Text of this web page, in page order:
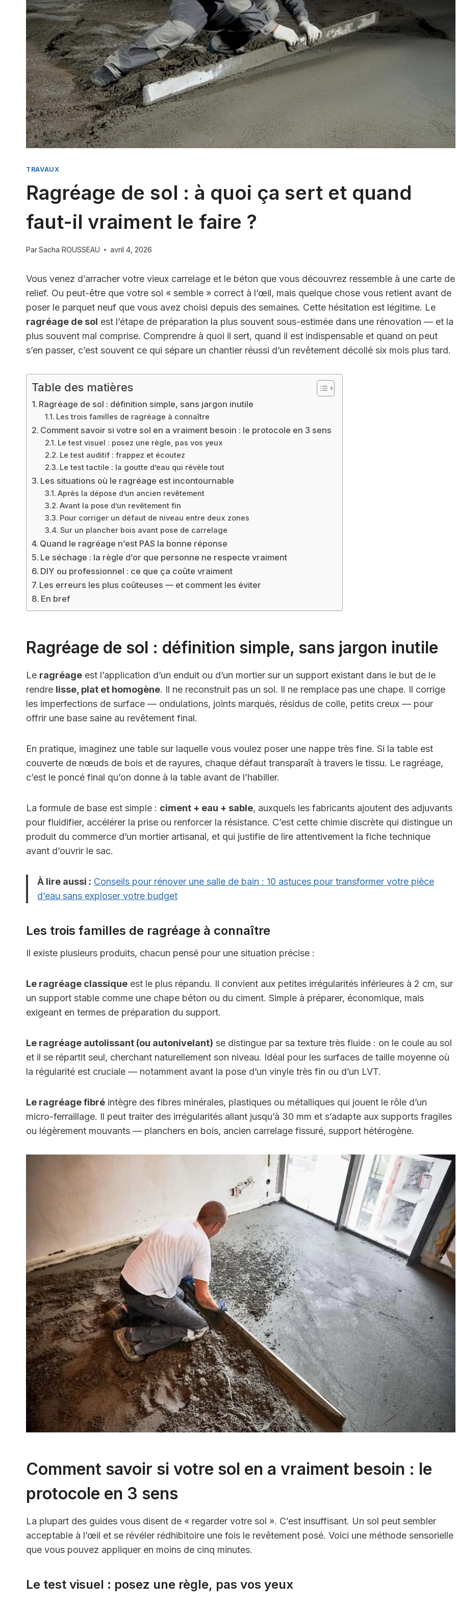
TRAVAUX
Ragréage de sol : à quoi ça sert et quand
faut-il vraiment le faire ?
ParSacha ROUSSEAU avril 4, 2026
Vous venez d’arracher votre vieux carrelage et le béton que vous découvrez ressemble à une carte de
relief. Ou peut-être que votre sol « semble » correct à l’œil, mais quelque chose vous retient avant de
poser le parquet neuf que vous avez choisi depuis des semaines. Cette hésitation est légitime. Le
ragréage de sol est l’étape de préparation la plus souvent sous-estimée dans une rénovation — et la
plus souvent mal comprise. Comprendre à quoi il sert, quand il est indispensable et quand on peut
s’en passer, c’est souvent ce qui sépare un chantier réussi d’un revêtement décollé six mois plus tard.
Table des matières
Ragréage de sol : définition simple, sans jargon inutile
Les trois familles de ragréage à connaître
Comment savoir si votre sol en a vraiment besoin : le protocole en 3 sens
Le test visuel : posez une règle, pas vos yeux
Le test auditif : frappez et écoutez
Le test tactile : la goutte d’eau qui révèle tout
Les situations où le ragréage est incontournable
Après la dépose d’un ancien revêtement
Avant la pose d’un revêtement fin
Pour corriger un défaut de niveau entre deux zones
Sur un plancher bois avant pose de carrelage
Quand le ragréage n’est PAS la bonne réponse
Le séchage : la règle d’or que personne ne respecte vraiment
DIY ou professionnel : ce que ça coûte vraiment
Les erreurs les plus coûteuses — et comment les éviter
En bref
Ragréage de sol : définition simple, sans jargon inutile
Le ragréage est l’application d’un enduit ou d’un mortier sur un support existant dans le but de le
rendre lisse, plat et homogène. Il ne reconstruit pas un sol. Il ne remplace pas une chape. Il corrige
les imperfections de surface — ondulations, joints marqués, résidus de colle, petits creux — pour
offrir une base saine au revêtement final.
En pratique, imaginez une table sur laquelle vous voulez poser une nappe très fine. Si la table est
couverte de nœuds de bois et de rayures, chaque défaut transparaît à travers le tissu. Le ragréage,
c’est le poncé final qu’on donne à la table avant de l’habiller.
La formule de base est simple : ciment + eau + sable, auxquels les fabricants ajoutent des adjuvants
pour fluidifier, accélérer la prise ou renforcer la résistance. C’est cette chimie discrète qui distingue un
produit du commerce d’un mortier artisanal, et qui justifie de lire attentivement la fiche technique
avant d’ouvrir le sac.
À lire aussi : Conseils pour rénover une salle de bain : 10 astuces pour transformer votre pièce
d’eau sans exploser votre budget
Les trois familles de ragréage à connaître
Il existe plusieurs produits, chacun pensé pour une situation précise :
Le ragréage classique est le plus répandu. Il convient aux petites irrégularités inférieures à 2 cm, sur
un support stable comme une chape béton ou du ciment. Simple à préparer, économique, mais
exigeant en termes de préparation du support.
Le ragréage autolissant (ou autonivelant) se distingue par sa texture très fluide : on le coule au sol
et il se répartit seul, cherchant naturellement son niveau. Idéal pour les surfaces de taille moyenne où
la régularité est cruciale — notamment avant la pose d’un vinyle très fin ou d’un LVT.
Le ragréage fibré intègre des fibres minérales, plastiques ou métalliques qui jouent le rôle d’un
micro-ferraillage. Il peut traiter des irrégularités allant jusqu’à 30 mm et s’adapte aux supports fragiles
ou légèrement mouvants — planchers en bois, ancien carrelage fissuré, support hétérogène.
Comment savoir si votre sol en a vraiment besoin : le
protocole en 3 sens
La plupart des guides vous disent de « regarder votre sol ». C’est insuffisant. Un sol peut sembler
acceptable à l’œil et se révéler rédhibitoire une fois le revêtement posé. Voici une méthode sensorielle
que vous pouvez appliquer en moins de cinq minutes.
Le test visuel : posez une règle, pas vos yeux